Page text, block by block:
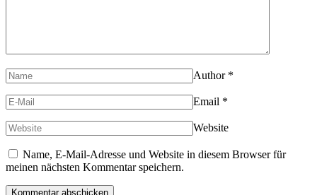
Author *
Email *
Website
Name, E-Mail-Adresse und Website in diesem Browser für
meinen nächsten Kommentar speichern.